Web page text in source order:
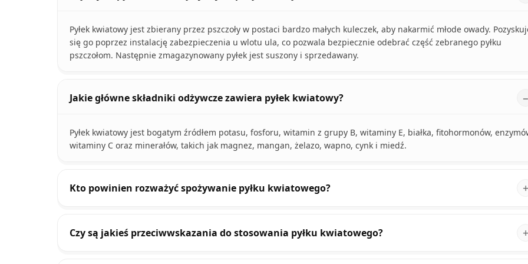
Pyłek kwiatowy jest zbierany przez pszczoły w postaci bardzo małych kuleczek, aby nakarmić młode owady.
się go poprzez instalację zabezpieczenia u wlotu ula, co pozwala bezpiecznie odebrać część zebranego pyłku
pszczołom. Następnie zmagazynowany pyłek jest suszony i sprzedawany.
Jakie główne składniki odżywcze zawiera pyłek kwiatowy?
Pyłek kwiatowy jest bogatym źródłem potasu, fosforu, witamin z grupy B, witaminy E, białka, fitohormonów,
witaminy C oraz minerałów, takich jak magnez, mangan, żelazo, wapno, cynk i miedź.
Kto powinien rozważyć spożywanie pyłku kwiatowego?
Czy są jakieś przeciwwskazania do stosowania pyłku kwiatowego?